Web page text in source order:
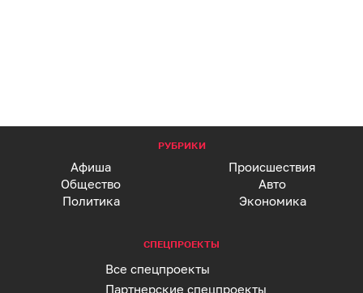
РУБРИКИ
Афиша
Происшествия
Общество
Авто
Политика
Экономика
СПЕЦПРОЕКТЫ
Все спецпроекты
Партнерские спецпроекты